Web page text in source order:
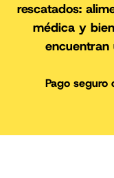
rescatados:
médica y
Pago seguro